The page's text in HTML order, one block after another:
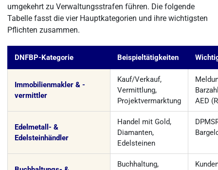
umgekehrt zu Verwaltungsstrafen führen. Die folgende
Tabelle fasst die vier Hauptkategorien und ihre wichtigsten
Pflichten zusammen.
DNFBP-Kategorie Beispieltätigkeiten
Immobilienmakler & -
vermittler
Kauf/Verkauf,
Vermittlung,
Projektvermarktung
AED
Edelmetall- &
Edelsteinhändler
Handel mit Gold,
Diamanten,
Edelsteinen
Buchhaltung,